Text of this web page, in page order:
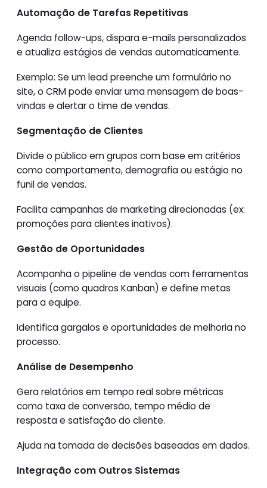
Automação de Tarefas Repetitivas
Agenda follow-ups, dispara e-mails personalizados
e atualiza estágios de vendas automaticamente.
Exemplo: Se um lead preenche um formulário no
site, o CRM pode enviar uma mensagem de boas-
vindas e alertar o time de vendas.
Segmentação de Clientes
Divide o público em grupos com base em critérios
como comportamento, demografia ou estágio no
funil de vendas.
Facilita campanhas de marketing direcionadas (ex:
promoções para clientes inativos).
Gestão de Oportunidades
Acompanha o pipeline de vendas com ferramentas
visuais (como quadros Kanban) e define metas
para a equipe.
Identifica gargalos e oportunidades de melhoria no
processo.
Análise de Desempenho
Gera relatórios em tempo real sobre métricas
como taxa de conversão, tempo médio de
resposta e satisfação do cliente.
Ajuda na tomada de decisões baseadas em dados.
Integração com Outros Sistemas